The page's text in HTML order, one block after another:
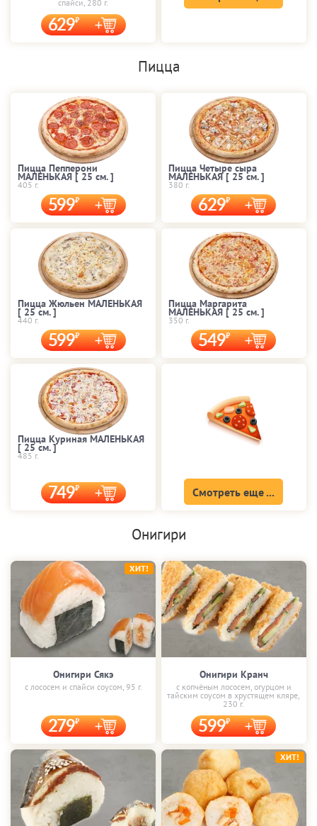
спайси, 280 г.
629
Пицца
Пицца Пепперони
МАЛЕНЬКАЯ [ 25 cм. ]
405 г.
599
Пицца Четыре сыра
МАЛЕНЬКАЯ [ 25 cм. ]
380 г.
629
Пицца Жюльен МАЛЕНЬКАЯ
[ 25 cм. ]
440 г.
599
Пицца Маргарита
МАЛЕНЬКАЯ [ 25 cм. ]
350 г.
549
Пицца Куриная МАЛЕНЬКАЯ
[ 25 cм. ]
485 г.
749 Смотреть еще ...
Онигири
Онигири Сякэ
с лососем и спайси соусом, 95 г.
279
ХИТ!
Онигири Кранч
с копчёным лососем, огурцом и
тайским соусом в хрустящем кляре,
230 г.
599
ХИТ!